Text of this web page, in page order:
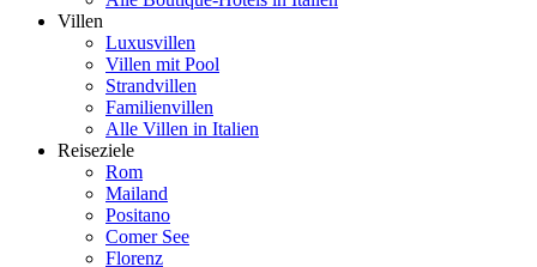
Villen
Luxusvillen
Villen mit Pool
Strandvillen
Familienvillen
Alle Villen in Italien
Reiseziele
Rom
Mailand
Positano
Comer See
Florenz